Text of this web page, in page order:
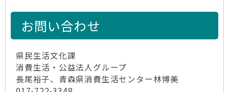
お問い合わせ
県民生活文化課
消費生活・公益法人グループ
長尾裕子、青森県消費生活センター林博美